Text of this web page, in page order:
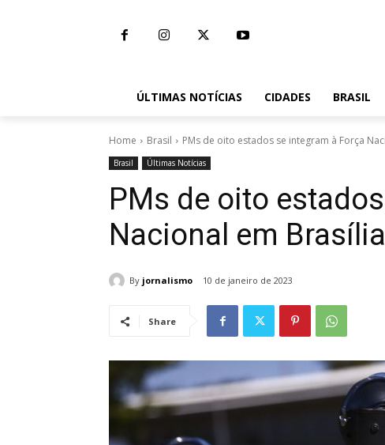
ÚLTIMAS NOTÍCIAS CIDADES BRASIL
Home Brasil PMs de oito estados se integram à Força
Brasil Últimas Notícias
PMs de oito
Nacional em Brasília
By jornalismo 10 de janeiro de 2023
Share